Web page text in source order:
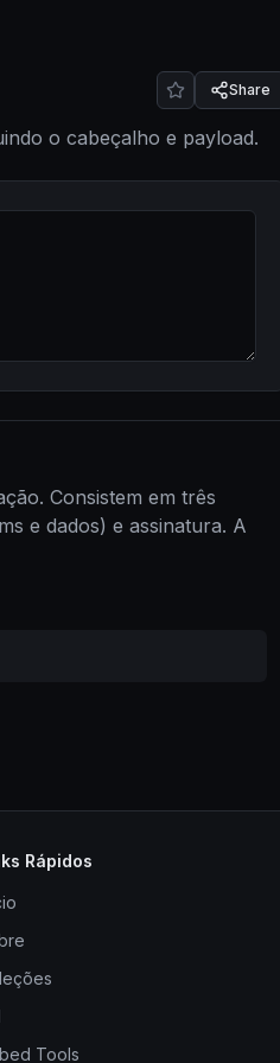
Share
o cabeçalho e payload.
Consistem em três
e dados) e assinatura. A
Rápidos
Tools